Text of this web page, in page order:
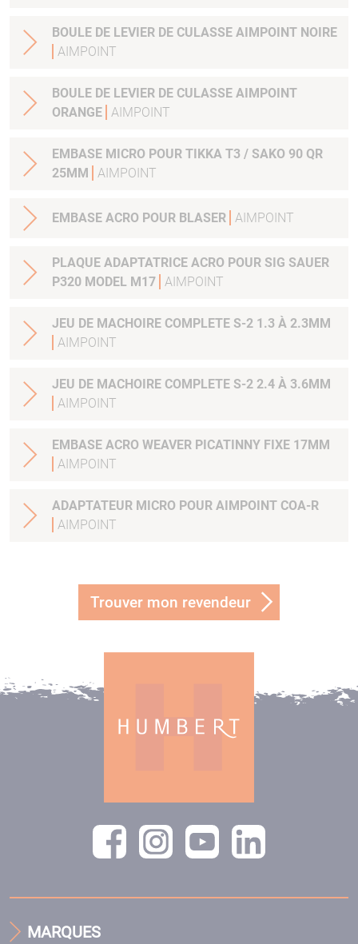
BOULE DE LEVIER DE CULASSE AIMPOINT NOIRE
AIMPOINT
BOULE DE LEVIER DE CULASSE AIMPOINT
ORANGE AIMPOINT
EMBASE MICRO POUR TIKKA T3 / SAKO 90 QR
25MM
AIMPOINT
EMBASE ACRO POUR BLASER AIMPOINT
PLAQUE ADAPTATRICE ACRO POUR SIG SAUER
P320 MODEL M17 AIMPOINT
JEU DE MACHOIRE COMPLETE S-2 1.3 À 2.3MM
AIMPOINT
JEU DE MACHOIRE COMPLETE S-2 2.4 À 3.6MM
AIMPOINT
EMBASE ACRO WEAVER PICATINNY FIXE 17MM
AIMPOINT
ADAPTATEUR MICRO POUR AIMPOINT COA-R
AIMPOINT
Trouver mon revendeur
MARQUES